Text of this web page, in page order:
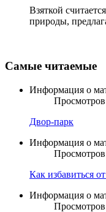
Взяткой
природы,
Самые читаемые
Информация о
Двор-парк
Информация о
Как избавиться
Информация о